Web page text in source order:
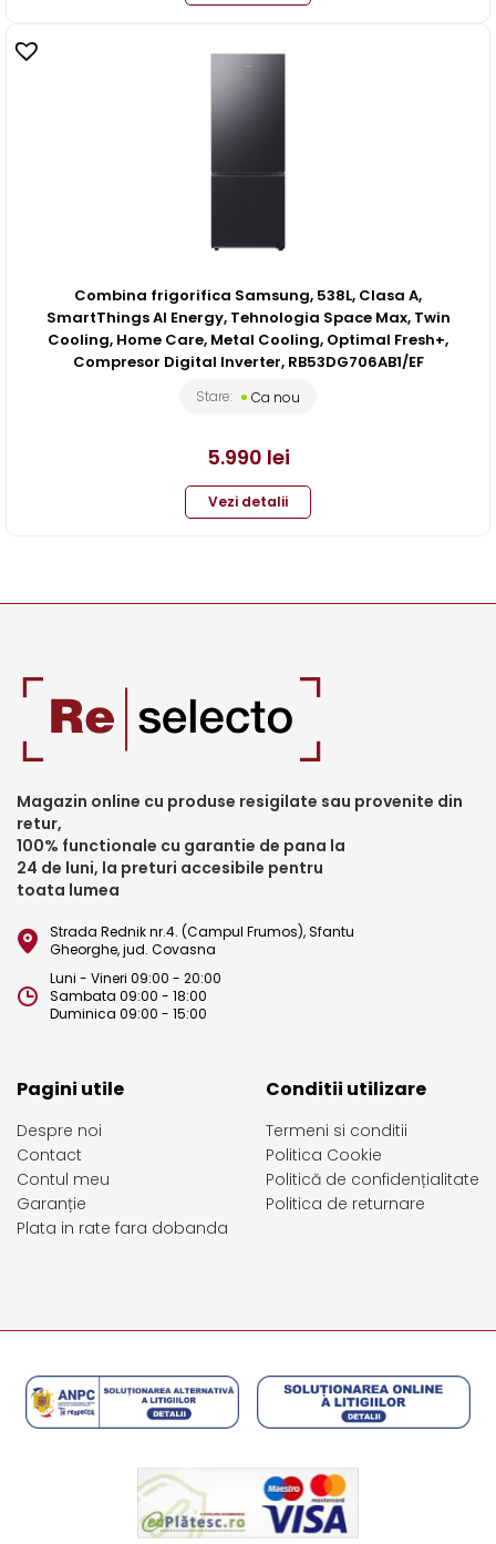
Combina frigorifica Samsung, 538L, Clasa A,
SmartThings AI Energy, Tehnologia Space Max, Twin
Cooling, Home Care, Metal Cooling, Optimal Fresh+,
Compresor Digital Inverter, RB53DG706AB1/EF
Stare: Ca nou
5.990 lei
Vezi detalii
Magazin online cu produse resigilate sau provenite din
retur,
100% functionale cu garantie de pana la
24 de luni, la preturi accesibile pentru
toata lumea
Strada Rednik nr.4. (Campul Frumos), Sfantu
Gheorghe, jud. Covasna
Luni - Vineri 09:00 - 20:00
Sambata 09:00 - 18:00
Duminica 09:00 - 15:00
Pagini utile
Despre noi
Contact
Contul meu
Garanție
Plata in rate fara dobanda
Conditii utilizare
Termeni si conditii
Politica Cookie
Politică de confidențialitate
Politica de returnare